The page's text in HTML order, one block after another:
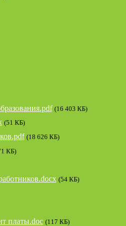
(16 403 КБ)
(51 КБ)
(18 626 КБ)
КБ)
(54 КБ)
платы.doc (117 КБ)